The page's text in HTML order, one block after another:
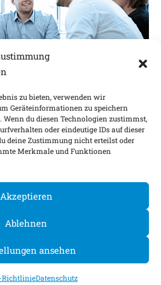
zu bieten, verwenden wir
Geräteinformationen zu speichern
du diesen Technologien zustimmst,
oder eindeutige IDs auf dieser
deine Zustimmung nicht erteilst oder
Merkmale und Funktionen
Akzeptieren
Ablehnen
ansehen
RichtlinieDatenschutz
Kontakt